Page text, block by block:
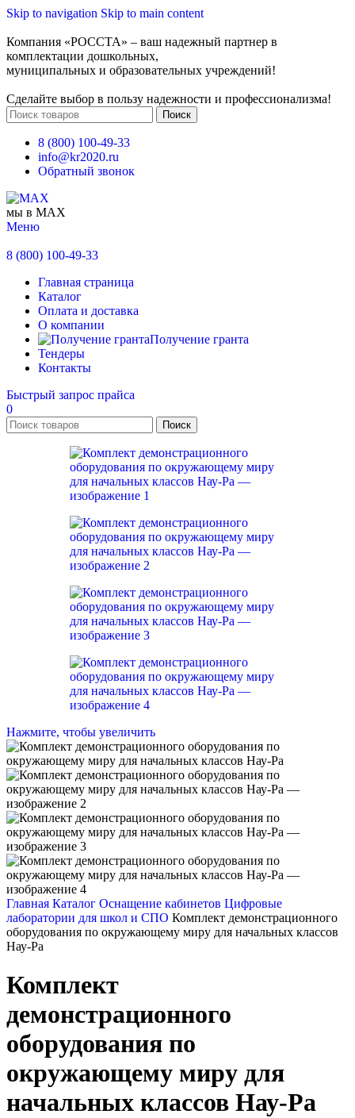
Skip to navigation Skip to main content
Компания «РОССТА» – ваш надежный партнер в
комплектации дошкольных,
муниципальных и образовательных учреждений!
Сделайте выбор в пользу надежности и профессионализма!
Поиск
8 (800) 100-49-33
info@kr2020.ru
Обратный звонок
мы в MAX
Меню
8 (800) 100-49-33
Главная страница
Каталог
Оплата и доставка
О компании
Получение гранта
Тендеры
Контакты
Быстрый запрос прайса
0
Поиск
Нажмите, чтобы увеличить
Главная Каталог Оснащение кабинетов Цифровые
лаборатории для школ и СПО Комплект демонстрационного
оборудования по окружающему миру для начальных классов
Нау-Ра
Комплект
демонстрационного
оборудования по
окружающему миру для
начальных классов Нау-Ра